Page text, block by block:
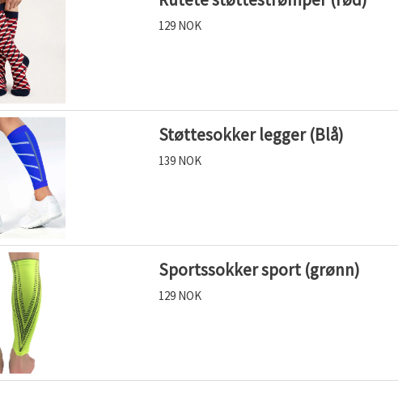
129 NOK
Støttesokker legger (Blå)
139 NOK
Sportssokker sport (grønn)
129 NOK